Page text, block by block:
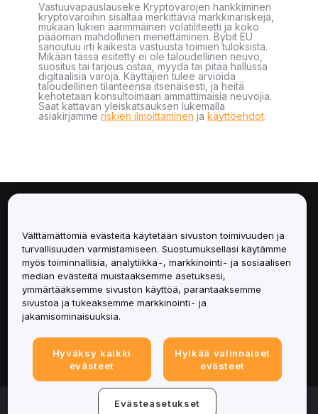
Vastuuvapauslauseke Kryptovarojen hankkiminen
kryptovaroihin sisältää merkittäviä markkinariskejä,
mukaan lukien äärimmäinen volatiliteetti ja koko
pääoman mahdollinen menettäminen. Bybit EU
sanoutuu irti kaikesta vastuusta toimien tuloksista.
Mikään tässä esitetty ei ole taloudellinen neuvo,
suositus tai tarjous ostaa, myydä tai pitää hallussa
digitaalisia varoja. Käyttäjien tulee arvioida
taloudellinen tilanteensa itsenäisesti, ja heitä
kehotetaan konsultoimaan ammattimaisia neuvojia.
Saat kattavan yleiskatsauksen lukemalla
asiakirjamme riskien ilmoittaminen ja käyttöehdot.
Palvelut
Tuki
Tuotteet
Lakiasiat
© 2025-2026 Bybit.eu. All rights reserved.
Välttämättömiä evästeitä käytetään sivuston toimivuuden ja
turvallisuuden varmistamiseen. Suostumuksellasi käytämme
myös toiminnallisia, analytiikka-, markkinointi- ja sosiaalisen
median evästeitä muistaaksemme asetuksesi,
ymmärtääksemme sivuston käyttöä, parantaaksemme
sivustoa ja tukeaksemme markkinointi- ja
jakamisominaisuuksia.
Hyväksy kaikki
evästeet
Hylkää valinnaiset
evästeet
Evästeasetukset